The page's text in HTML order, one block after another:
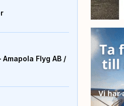
Flyg AB /